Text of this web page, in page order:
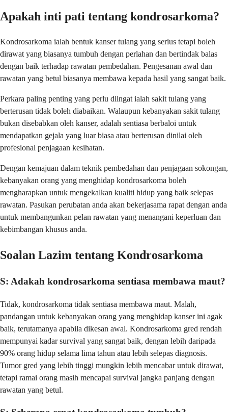
Apakah inti pati tentang kondrosarkoma?
Kondrosarkoma ialah bentuk kanser tulang yang serius tetapi boleh
dirawat yang biasanya tumbuh dengan perlahan dan bertindak balas
dengan baik terhadap rawatan pembedahan. Pengesanan awal dan
rawatan yang betul biasanya membawa kepada hasil yang sangat baik.
Perkara paling penting yang perlu diingat ialah sakit tulang yang
berterusan tidak boleh diabaikan. Walaupun kebanyakan sakit tulang
bukan disebabkan oleh kanser, adalah sentiasa berbaloi untuk
mendapatkan gejala yang luar biasa atau berterusan dinilai oleh
profesional penjagaan kesihatan.
Dengan kemajuan dalam teknik pembedahan dan penjagaan sokongan,
kebanyakan orang yang menghidap kondrosarkoma boleh
mengharapkan untuk mengekalkan kualiti hidup yang baik selepas
rawatan. Pasukan perubatan anda akan bekerjasama rapat dengan anda
untuk membangunkan pelan rawatan yang menangani keperluan dan
kebimbangan khusus anda.
Soalan Lazim tentang Kondrosarkoma
S: Adakah kondrosarkoma sentiasa membawa maut?
Tidak, kondrosarkoma tidak sentiasa membawa maut. Malah,
pandangan untuk kebanyakan orang yang menghidap kanser ini agak
baik, terutamanya apabila dikesan awal. Kondrosarkoma gred rendah
mempunyai kadar survival yang sangat baik, dengan lebih daripada
90% orang hidup selama lima tahun atau lebih selepas diagnosis.
Tumor gred yang lebih tinggi mungkin lebih mencabar untuk dirawat,
tetapi ramai orang masih mencapai survival jangka panjang dengan
rawatan yang betul.